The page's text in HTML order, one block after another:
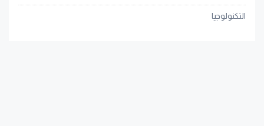
التكنولوجيا